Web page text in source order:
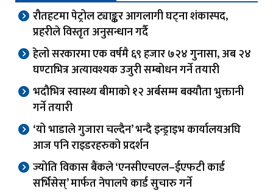
रौतहटमा पेट्रोल ट्याङ्कर आगलागी घट्ना शंकास्पद,
प्रहरीले विस्तृत अनुसन्धान गर्दै
हेलो सरकारमा एक वर्षमै ६९ हजार ७२४ गुनासा, अब २४
घण्टाभित्र अत्यावश्यक उजुरी सम्बोधन गर्ने तयारी
भदौभित्र स्वास्थ्य बीमाको १२ अर्बसम्म बक्यौता भुक्तानी
गर्ने तयारी
‘यो भाडाले गुजारा चल्दैन’ भन्दै इन्ड्राइभ कार्यालयअघि
आज पनि राइडरहरुको प्रदर्शन
ज्योति विकास बैंकले ‘एनसीएचएल–ईएफटी कार्ड
सर्भिसेस्’ मार्फत नेपालपे कार्ड सुचारु गर्ने